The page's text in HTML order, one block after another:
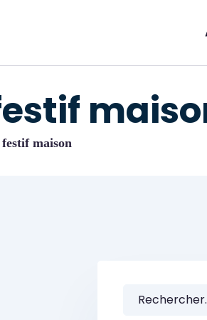
maison
Rechercher :